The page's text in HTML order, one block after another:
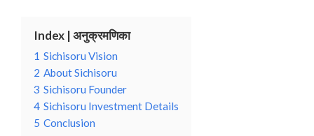
Index | अनुक्रमणिका
1 Sichisoru Vision
2 About Sichisoru
3 Sichisoru Founder
4 Sichisoru Investment Details
5 Conclusion